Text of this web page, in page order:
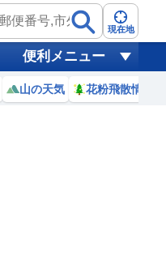
現在地
便利メニュー
山の天気 花粉飛散情報